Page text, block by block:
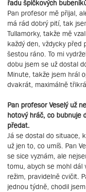
řadu špičkových
Pan profesor mě přijal,
má rád dobrý pití, tak
Tullamorky, takže mě
každý den, vždycky před
šestou ráno. To mi
dobu jsem se už dostal
Minute, takže jsem hrál
dvakrát, maximálně
Pan profesor Veselý už
hotový hráč, co bubnuje
předat.
Já se dostal do situace,
už jen to, co umíš. Pan
se sice vyznám, ale
tomu, abych se mohl dál
režim, pravidelně cvičit.
jednou týdně, chodil